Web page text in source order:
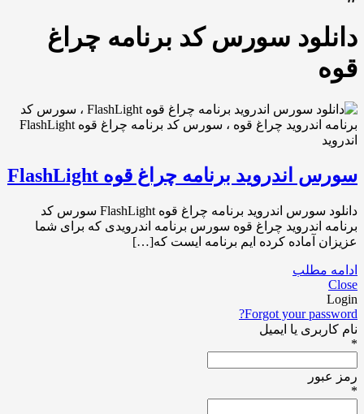
دانلود سورس کد برنامه چراغ
قوه
سورس اندروید برنامه چراغ قوه FlashLight
دانلود سورس اندروید برنامه چراغ قوه FlashLight سورس کد
برنامه اندروید چراغ قوه سورس برنامه اندرویدی که برای شما
عزیزان آماده کرده ایم برنامه ایست که[…]
ادامه مطلب
Close
Login
Forgot your password?
نام کاربری یا ایمیل
*
رمز عبور
*